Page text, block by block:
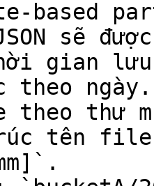
gian
theo
thư